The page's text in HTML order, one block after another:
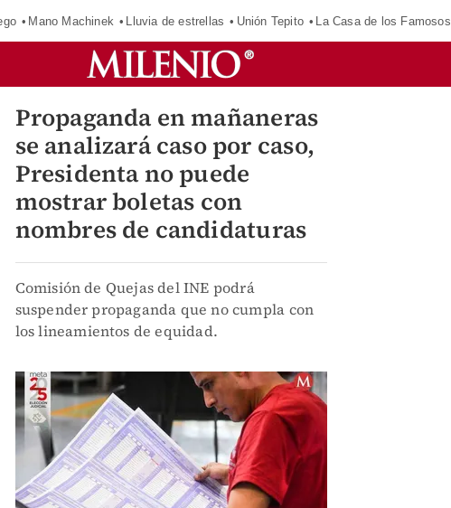
Mano Machinek Lluvia de estrellas Unión Tepito La Casa de los Famosos
Propaganda en mañaneras
se analizará caso por caso,
Presidenta no puede
mostrar boletas con
nombres de candidaturas
Comisión de Quejas del INE podrá
suspender propaganda que no cumpla con
los lineamientos de equidad.